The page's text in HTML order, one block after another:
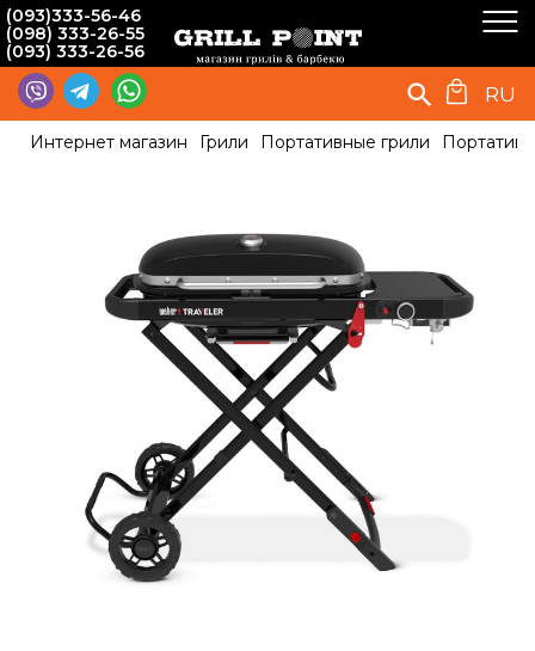
(093)333-56-46
(098) 333-26-55
(093) 333-26-56
RU
Интернет магазин Грили Портативные грили